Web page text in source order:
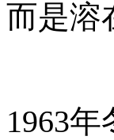
而是
1963年